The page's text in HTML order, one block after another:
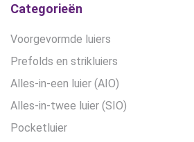
Categorieën
Voorgevormde luiers
Prefolds en strikluiers
Alles-in-een luier (AIO)
Alles-in-twee luier (SIO)
Pocketluier